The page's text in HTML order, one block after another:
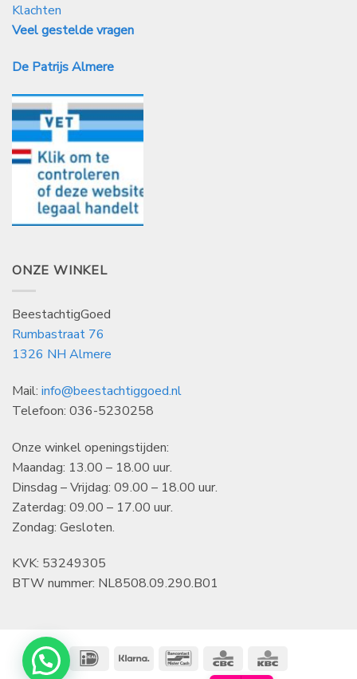
Klachten
Veel gestelde vragen
De Patrijs Almere
ONZE WINKEL
BeestachtigGoed
Rumbastraat 76
1326 NH Almere
Mail: info@beestachtiggoed.nl
Telefoon: 036-5230258
Onze winkel openingstijden:
Maandag: 13.00 – 18.00 uur.
Dinsdag – Vrijdag: 09.00 – 18.00 uur.
Zaterdag: 09.00 – 17.00 uur.
Zondag: Gesloten.
KVK: 53249305
BTW nummer: NL8508.09.290.B01
IDeal Klarna BancontactCBC